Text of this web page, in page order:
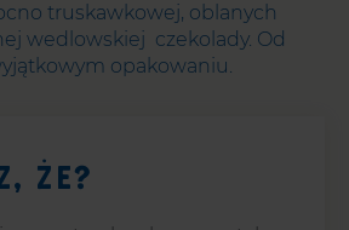
truskawkowej, oblanych
wedlowskiej czekolady. Od
opakowaniu.
że?